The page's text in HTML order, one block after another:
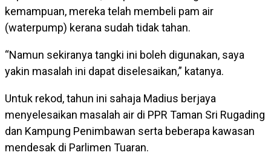
kemampuan, mereka telah membeli pam air
(waterpump) kerana sudah tidak tahan.
“Namun sekiranya tangki ini boleh digunakan, saya
yakin masalah ini dapat diselesaikan,” katanya.
Untuk rekod, tahun ini sahaja Madius berjaya
menyelesaikan masalah air di PPR Taman Sri Rugading
dan Kampung Penimbawan serta beberapa kawasan
mendesak di Parlimen Tuaran.